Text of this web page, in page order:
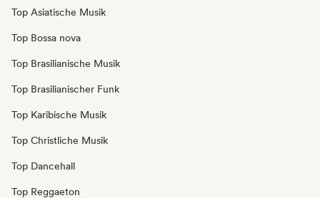
Top Asiatische Musik
Top Bossa nova
Top Brasilianische Musik
Top Brasilianischer Funk
Top Karibische Musik
Top Christliche Musik
Top Dancehall
Top Reggaeton